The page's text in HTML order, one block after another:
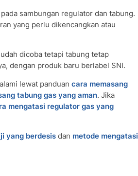
sambungan regulator dan tabung.
yang perlu dikencangkan atau
dicoba tetapi tabung tetap
dengan produk baru berlabel SNI.
lewat panduan cara memasang
tabung gas yang aman. Jika
mengatasi regulator gas yang
yang berdesis dan metode mengatasi